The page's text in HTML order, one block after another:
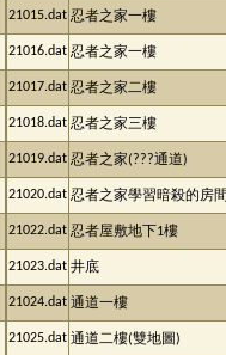
21015.dat 忍者之家一樓
21016.dat 忍者之家一樓
21017.dat 忍者之家二樓
21018.dat 忍者之家三樓
21019.dat 忍者之家(???通道)
21020.dat 忍者之家學習暗殺的房
21022.dat 忍者屋敷地下1樓
21023.dat 井底
21024.dat 通道一樓
21025.dat 通道二樓(雙地圖)